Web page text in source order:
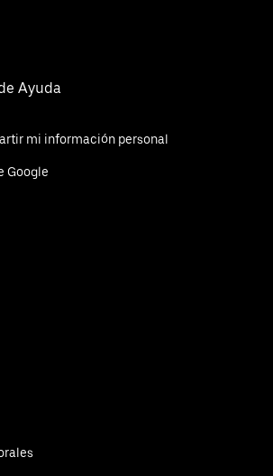
Ayuda
mi información personal
Google